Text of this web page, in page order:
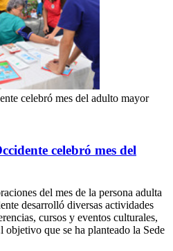
celebró mes del adulto mayor
celebró mes del
del mes de la persona adulta
desarrolló diversas actividades
cursos y eventos culturales,
objetivo que se ha planteado la Sede